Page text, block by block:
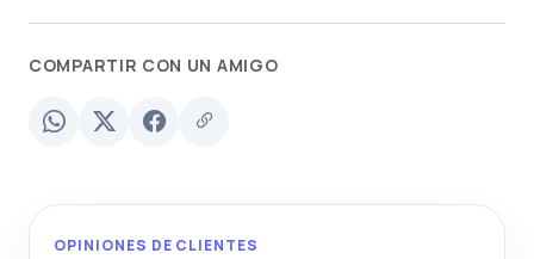
COMPARTIR CON UN AMIGO
OPINIONES DE CLIENTES